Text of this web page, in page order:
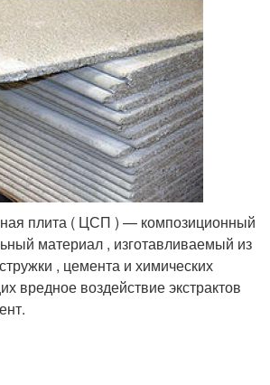
плита ( ЦСП ) — композиционный
материал , изготавливаемый из
, цемента и химических
вредное воздействие экстрактов